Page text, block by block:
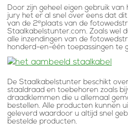
Door zijn geheel eigen gebruik
jury het er al snel over eens dat
van de 2eplaats van de
Staalkabelstunter.com. Zoals wel
alle inzendingen van de
honderd-en-één toepassingen te
De Staalkabelstunter beschikt
staaldraad en toebehoren zoals
draadklemmen die u allemaal
bestellen. Alle producten kunnen
geleverd waardoor u altijd snel
bestelde producten.